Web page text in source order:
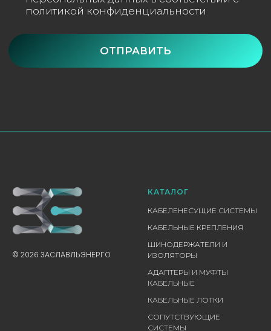
© 2026 ЗАСЛАВЛЬЭНЕРГО
КАТАЛОГ
КАБЕЛЕНЕСУЩИЕ СИСТЕМЫ
КАБЕЛЬНЫЕ КРЕПЛЕНИЯ
ШИНОДЕРЖАТЕЛИ И
ИЗОЛЯТОРЫ
АДАПТЕРЫ И МУФТЫ
КАБЕЛЬНЫЕ
КАБЕЛЬНЫЕ ЛОТКИ
СОПУТСТВУЮЩИЕ
СИСТЕМЫ